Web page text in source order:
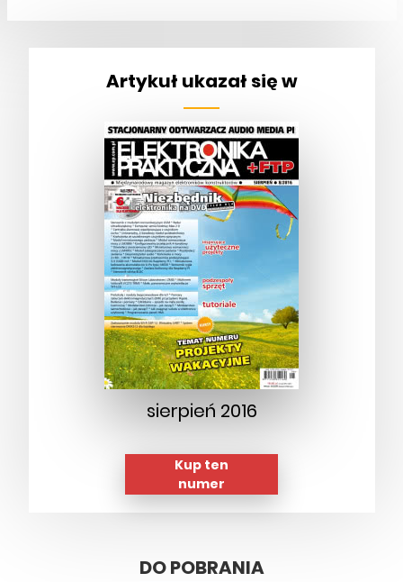
Artykuł ukazał się w
sierpień 2016
Kup ten
numer
DO POBRANIA